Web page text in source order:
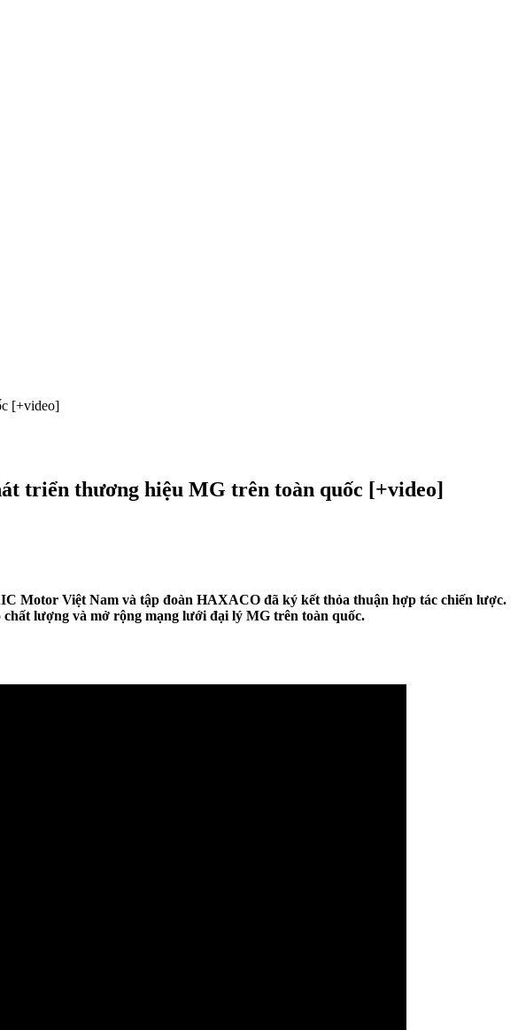
[+video]
triển thương hiệu MG trên toàn quốc [+video]
Motor Việt Nam và tập đoàn HAXACO đã ký kết thỏa thuận hợp tác chiến lược.
lượng và mở rộng mạng lưới đại lý MG trên toàn quốc.